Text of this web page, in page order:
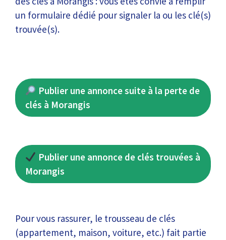
un formulaire dédié pour signaler la ou les clé(s)
trouvée(s).
Publier une annonce suite à la perte de
clés à Morangis
Publier une annonce de clés trouvées à
Morangis
Pour vous rassurer, le trousseau de clés
(appartement, maison, voiture, etc.) fait partie